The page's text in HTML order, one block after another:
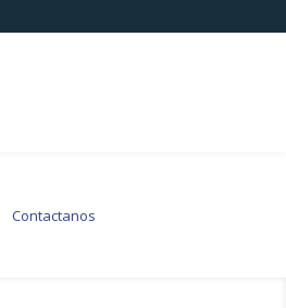
Contactanos